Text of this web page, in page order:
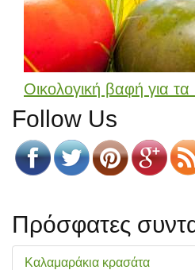
Οικολογική βαφή για
Follow Us
Πρόσφατες
Καλαμαράκια κρασάτα